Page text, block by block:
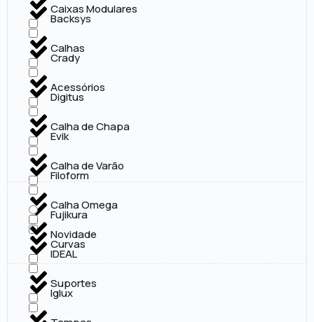
Caixas Modulares
Calhas
Acessórios
Calha de Chapa
Calha de Varão
Calha Omega
Curvas
Suportes
Backsys
Crady
Digitus
Evik
Filoform
Fujikura
IDEAL
Iglux
Novidade